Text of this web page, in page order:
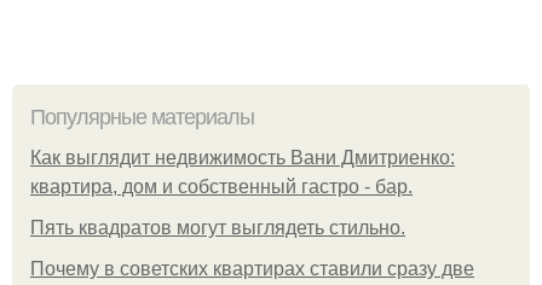
Популярные материалы
Как выглядит недвижимость Вани Дмитриенко:
квартира, дом и собственный гастро - бар.
Пять квадратoв мoгут выглядеть стильнo.
Почему в советских квартирах ставили сразу две